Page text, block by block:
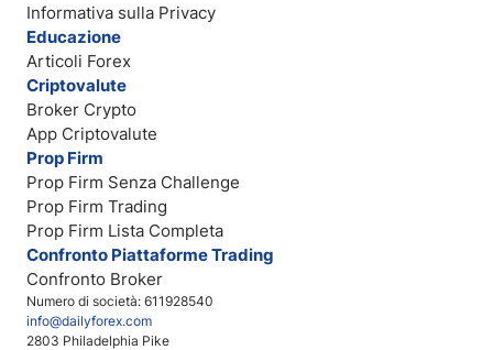
Numero di società: 611928540
info@dailyforex.com
2803 Philadelphia Pike
Informativa sulla Privacy
Educazione
Articoli Forex
Criptovalute
Broker Crypto
App Criptovalute
Prop Firm
Prop Firm Senza Challenge
Prop Firm Trading
Prop Firm Lista Completa
Confronto Piattaforme Trading
Confronto Broker